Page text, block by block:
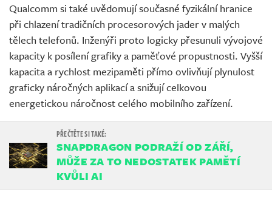
Qualcomm si také uvědomují současné fyzikální hranice
při chlazení tradičních procesorových jader v malých
tělech telefonů. Inženýři proto logicky přesunuli vývojové
kapacity k posílení grafiky a paměťové propustnosti. Vyšší
kapacita a rychlost mezipaměti přímo ovlivňují plynulost
graficky náročných aplikací a snižují celkovou
energetickou náročnost celého mobilního zařízení.
SNAPDRAGON PODRAŽÍ OD ZÁŘÍ,
MŮŽE ZA TO NEDOSTATEK PAMĚTÍ
KVŮLI AI